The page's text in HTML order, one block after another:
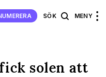
SÖK MENY
solen att